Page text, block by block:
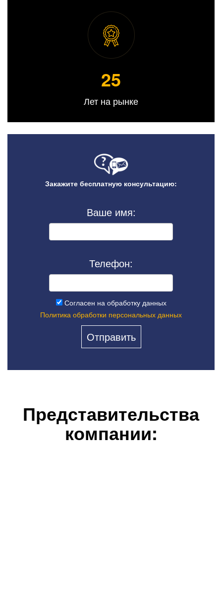
25
Лет на рынке
Закажите бесплатную консультацию:
Ваше имя:
Телефон:
Согласен на обработку данных
Политика обработки персональных данных
Представительства
компании: